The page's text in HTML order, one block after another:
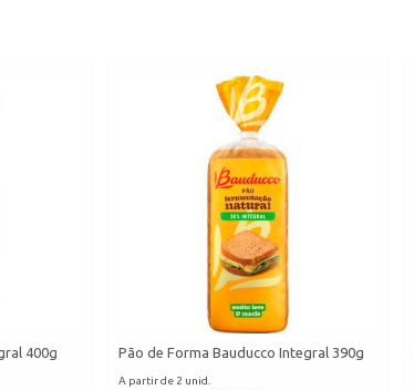
400g Pão de Forma Bauducco Integral 390g
A partir de 2 unid.